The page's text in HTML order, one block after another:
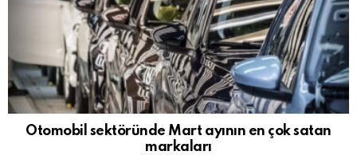
Otomobil sektöründe Mart ayının en çok satan
markaları